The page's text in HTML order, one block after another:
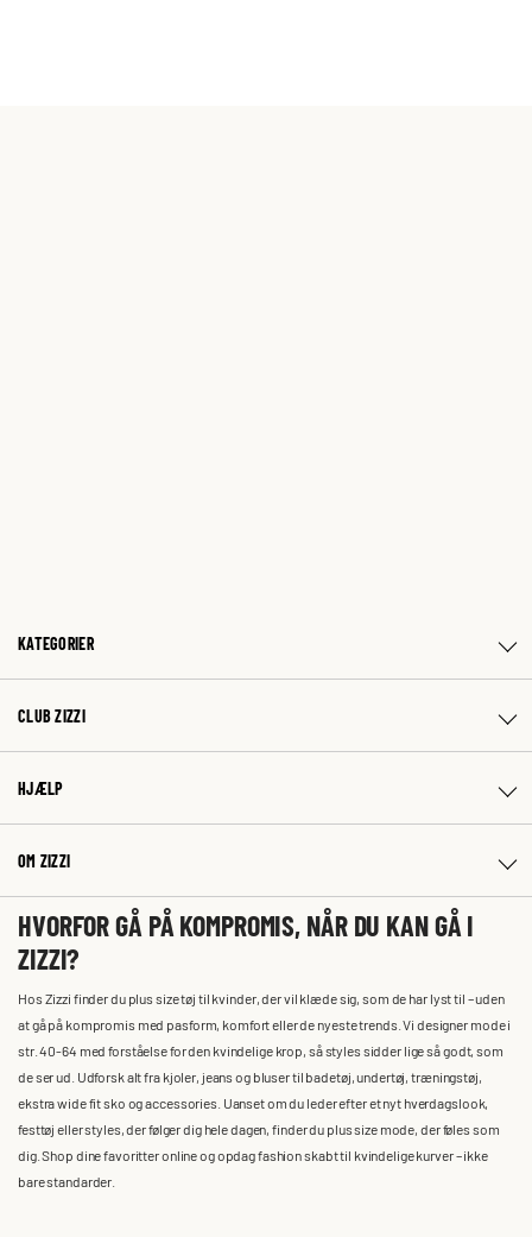
KATEGORIER
CLUB ZIZZI
HJÆLP
OM ZIZZI
HVORFOR GÅ PÅ KOMPROMIS, NÅR DU KAN GÅ I
ZIZZI?
Hos Zizzi finder du plus size tøj til kvinder, der vil klæde sig, som de har lyst til – uden
at gå på kompromis med pasform, komfort eller de nyeste trends. Vi designer mode i
str. 40-64 med forståelse for den kvindelige krop, så styles sidder lige så godt, som
de ser ud. Udforsk alt fra kjoler, jeans og bluser til badetøj, undertøj, træningstøj,
ekstra wide fit sko og accessories. Uanset om du leder efter et nyt hverdagslook,
festtøj eller styles, der følger dig hele dagen, finder du plus size mode, der føles som
dig. Shop dine favoritter online og opdag fashion skabt til kvindelige kurver – ikke
bare standarder.